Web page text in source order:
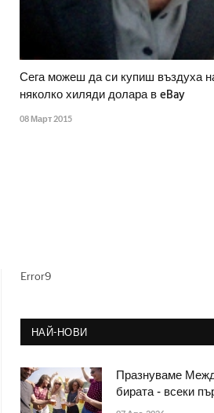
Сега можеш да си купиш въздуха
няколко хиляди долара в eBay
08 Март 2015
Error9
НАЙ-НОВИ
Празнуваме
бирата - всеки